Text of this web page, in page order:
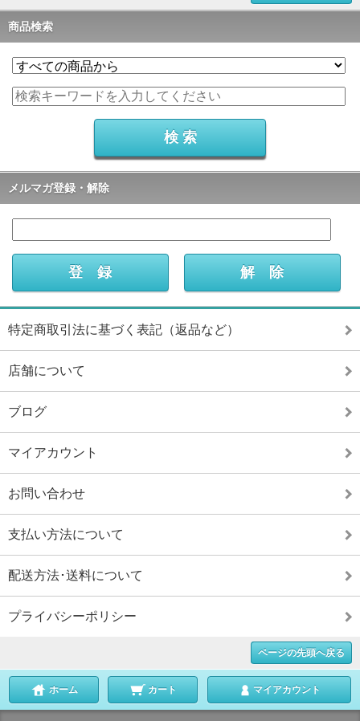
商品検索
メルマガ登録・解除
特定商取引法に基づく表記（返品など）
店舗について
ブログ
マイアカウント
お問い合わせ
支払い方法について
配送方法･送料について
プライバシーポリシー
ページの先頭へ戻る
ホーム カート マイアカウント